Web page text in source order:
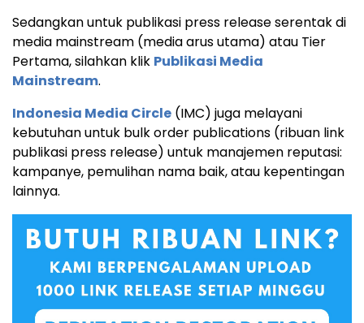
Sedangkan untuk publikasi press release serentak di
media mainstream (media arus utama) atau Tier
Pertama, silahkan klik Publikasi Media
Mainstream.
Indonesia Media Circle (IMC) juga melayani
kebutuhan untuk bulk order publications (ribuan link
publikasi press release) untuk manajemen reputasi:
kampanye, pemulihan nama baik, atau kepentingan
lainnya.